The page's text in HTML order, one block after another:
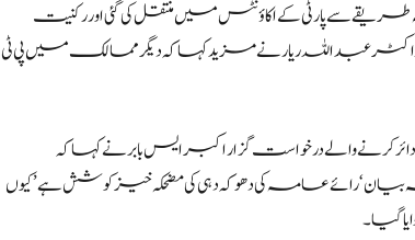
سے پارٹی کے اکاؤنٹس میں منتقل کی گئی اور رکنیت
عبداللہ ریار نے مزید کہا کہ دیگر ممالک میں پی ٹی
والے درخواست گزار اکبر ایس بابر نے کہا کہ
‘رائے عامہ کی دھوکہ دہی کی مضحکہ خیز کوشش ہے’ کیوں
گیا۔